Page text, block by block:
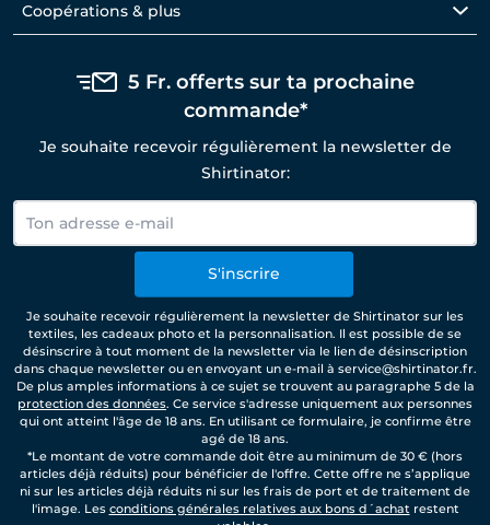
Coopérations & plus
5 Fr. offerts sur ta prochaine
commande*
Je souhaite recevoir régulièrement la newsletter de
Shirtinator:
S'inscrire
Je souhaite recevoir régulièrement la newsletter de Shirtinator sur les
textiles, les cadeaux photo et la personnalisation. Il est possible de se
désinscrire à tout moment de la newsletter via le lien de désinscription
dans chaque newsletter ou en envoyant un e-mail à service@shirtinator.fr.
De plus amples informations à ce sujet se trouvent au paragraphe 5 de la
protection des données. Ce service s'adresse uniquement aux personnes
qui ont atteint l'âge de 18 ans. En utilisant ce formulaire, je confirme être
agé de 18 ans.
*Le montant de votre commande doit être au minimum de 30 € (hors
articles déjà réduits) pour bénéficier de l'offre. Cette offre ne s’applique
ni sur les articles déjà réduits ni sur les frais de port et de traitement de
l'image. Les conditions générales relatives aux bons d´achatrestent